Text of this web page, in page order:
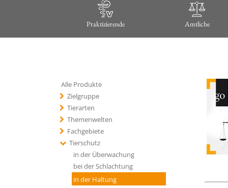
Praktizierende Amtliche
Alle Produkte
Zielgruppe
Tierarten
Themenwelten
Fachgebiete
Tierschutz
in der Überwachung
bei der Schlachtung
in der Haltung